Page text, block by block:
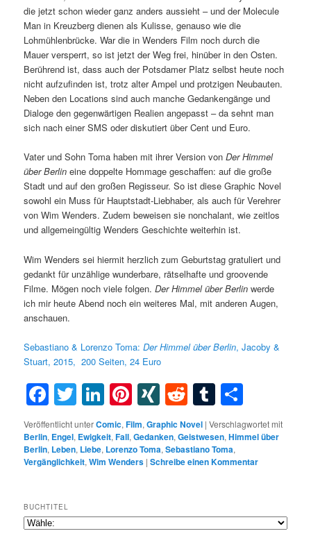
die jetzt schon wieder ganz anders aussieht – und der Molecule
Man in Kreuzberg dienen als Kulisse, genauso wie die
Lohmühlenbrücke. War die in Wenders Film noch durch die
Mauer versperrt, so ist jetzt der Weg frei, hinüber in den Osten.
Berührend ist, dass auch der Potsdamer Platz selbst heute noch
nicht aufzufinden ist, trotz alter Ampel und protzigen Neubauten.
Neben den Locations sind auch manche Gedankengänge und
Dialoge den gegenwärtigen Realien angepasst – da sehnt man
sich nach einer SMS oder diskutiert über Cent und Euro.
Vater und Sohn Toma haben mit ihrer Version vonDer Himmel
über Berlin eine doppelte Hommage geschaffen: auf die große
Stadt und auf den großen Regisseur. So ist diese Graphic Novel
sowohl ein Muss für Hauptstadt-Liebhaber, als auch für Verehrer
von Wim Wenders. Zudem beweisen sie nonchalant, wie zeitlos
und allgemeingültig Wenders Geschichte weiterhin ist.
Wim Wenders sei hiermit herzlich zum Geburtstag gratuliert und
gedankt für unzählige wunderbare, rätselhafte und groovende
Filme. Mögen noch viele folgen.Der Himmel über Berlin werde
ich mir heute Abend noch ein weiteres Mal, mit anderen Augen,
anschauen.
Sebastiano & Lorenzo Toma:DerHimmel über Berlin,Jacoby &
Stuart, 2015, 200 Seiten, 24 Euro
Facebook
Twitter
LinkedIn
Pinterest
XINGRedditTumblr
Veröffentlicht unterComic,Film,Graphic Novel |Verschlagwortet mit
Berlin, Engel, Ewigkeit,Fall,Gedanken,Geistwesen,Himmel über
Berlin, Leben, Liebe, Lorenzo Toma,Sebastiano Toma,
Vergänglichkeit,Wim Wenders |Schreibe einen Kommentar
BUCHTITEL